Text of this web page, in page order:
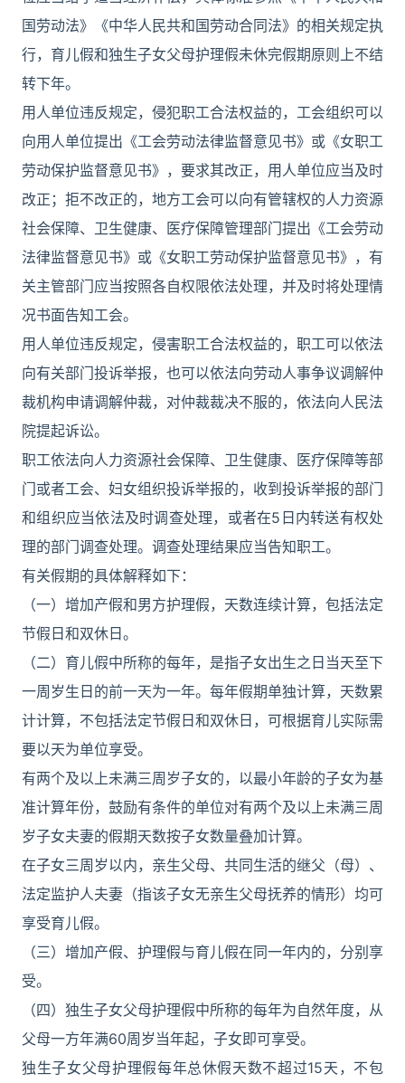
国劳动法》《中华人民共和国劳动合同法》的相关规定执
行，育儿假和独生子女父母护理假未休完假期原则上不结
转下年。
用人单位违反规定，侵犯职工合法权益的，工会组织可以
向用人单位提出《工会劳动法律监督意见书》或《女职工
劳动保护监督意见书》，要求其改正，用人单位应当及时
改正；拒不改正的，地方工会可以向有管辖权的人力资源
社会保障、卫生健康、医疗保障管理部门提出《工会劳动
法律监督意见书》或《女职工劳动保护监督意见书》，有
关主管部门应当按照各自权限依法处理，并及时将处理情
况书面告知工会。
用人单位违反规定，侵害职工合法权益的，职工可以依法
向有关部门投诉举报，也可以依法向劳动人事争议调解仲
裁机构申请调解仲裁，对仲裁裁决不服的，依法向人民法
院提起诉讼。
职工依法向人力资源社会保障、卫生健康、医疗保障等部
门或者工会、妇女组织投诉举报的，收到投诉举报的部门
和组织应当依法及时调查处理，或者在5日内转送有权处
理的部门调查处理。调查处理结果应当告知职工。
有关假期的具体解释如下：
（一）增加产假和男方护理假，天数连续计算，包括法定
节假日和双休日。
（二）育儿假中所称的每年，是指子女出生之日当天至下
一周岁生日的前一天为一年。每年假期单独计算，天数累
计计算，不包括法定节假日和双休日，可根据育儿实际需
要以天为单位享受。
有两个及以上未满三周岁子女的，以最小年龄的子女为基
准计算年份，鼓励有条件的单位对有两个及以上未满三周
岁子女夫妻的假期天数按子女数量叠加计算。
在子女三周岁以内，亲生父母、共同生活的继父（母）、
法定监护人夫妻（指该子女无亲生父母抚养的情形）均可
享受育儿假。
（三）增加产假、护理假与育儿假在同一年内的，分别享
受。
（四）独生子女父母护理假中所称的每年为自然年度，从
父母一方年满60周岁当年起，子女即可享受。
独生子女父母护理假每年总休假天数不超过15天，不包